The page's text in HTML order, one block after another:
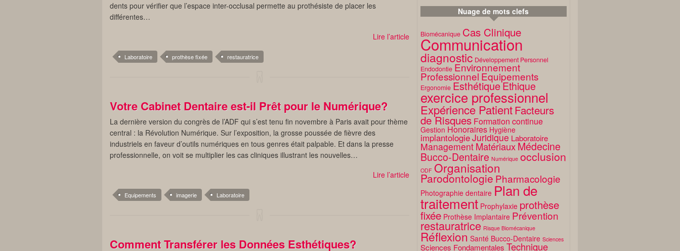
dents pour vérifier que l’espace inter-occlusal permette au prothésiste de placer les
différentes…
Lire l’article
Laboratoire prothèse fixée restauratrice
Votre Cabinet Dentaire est-il Prêt pour le Numérique?
La dernière version du congrès de l’ADF qui s’est tenu fin novembre à Paris avait pour thème
central : la Révolution Numérique. Sur l’exposition, la grosse poussée de fièvre des
industriels en faveur d’outils numériques en tous genres était palpable. Et dans la presse
professionnelle, on voit se multiplier les cas cliniques illustrant les nouvelles…
Lire l’article
Equipements imagerie Laboratoire
Comment Transférer les Données Esthétiques?
Nuage de mots clefs
Biomécanique Cas Clinique
Communication
diagnostic Développement Personnel
Endodontie Environnement
Professionnel Equipements
Ergonomie EsthétiqueEthique
exercice professionnel
Expérience PatientFacteurs
de Risques Formation continue
Gestion Honoraires Hygiène
implantologieJuridique Laboratoire
Management Matériaux Médecine
Bucco-Dentaire Numérique occlusion
ODF Organisation
Parodontologie Pharmacologie
Photographie dentaire Plan de
traitement Prophylaxie prothèse
fixée Prothèse Implantaire Prévention
restauratrice Risque Biomécanique
Réflexion Santé Bucco-Dentaire Sciences
Sciences Fondamentales Technique